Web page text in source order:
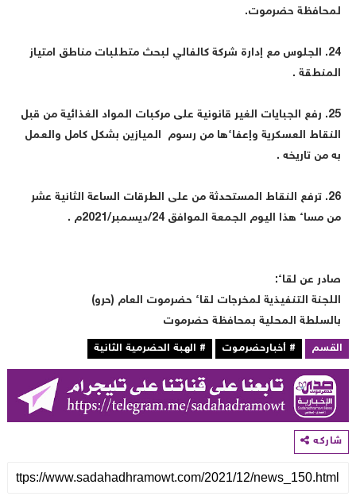
حضرموت.
24. الجلوس مع إدارة شركة كالفالي لبحث متطلبات مناطق امتياز
.
25. رفع الجبايات الغير قانونية على مركبات المواد الغذائية من قبل
العسكرية وإعفاءها من رسوم الميازين بشكل كامل والعمل
من تاريخه .
26. ترفع النقاط المستحدثة من على الطرقات الساعة الثانية عشر
مساء هذا اليوم الجمعة الموافق 24/ديسمبر/2021م .
عن لقاء:
التنفيذية لمخرجات لقاء حضرموت العام (حرو)
المحلية بمحافظة حضرموت
# أخبارحضرموت # الهبة الحضرمية الثانية